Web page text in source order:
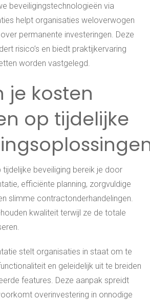
beveiligingstechnologieën via
helpt organisaties weloverwogen
permanente investeringen. Deze
risico’s en biedt praktijkervaring
worden vastgelegd.
je kosten
op tijdelijke
beveiliging bereik je door
efficiënte planning, zorgvuldige
slimme contractonderhandelingen.
kwaliteit terwijl ze de totale
stelt organisaties in staat om te
en geleidelijk uit te breiden
features. Deze aanpak spreidt
overinvestering in onnodige